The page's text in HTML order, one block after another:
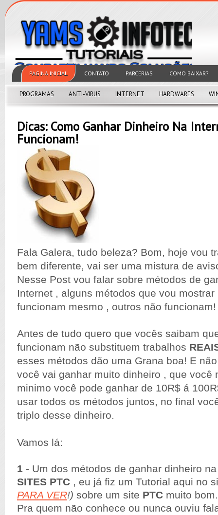
PAGINA INICIAL CONTATO PARCERIAS COMO BAIXAR?
PROGRAMAS ANTI-VIRUS INTERNET HARDWARES
Dicas: Como Ganhar Dinheiro Na
Funcionam!
Fala Galera, tudo beleza? Bom, hoje vou
bem diferente, vai ser uma mistura de
Nesse Post vou falar sobre métodos de
Internet , alguns métodos que vou mostrar
funcionam mesmo , outros não funcionam!
Antes de tudo quero que vocês saibam
funcionam não substituem trabalhos
esses métodos dão uma Grana boa! E
você vai ganhar muito dinheiro , que você
minimo você pode ganhar de 10R$ á
usar todos os métodos juntos, no final
triplo desse dinheiro.
Vamos lá:
1 - Um dos métodos de ganhar dinheiro
SITES PTC , eu já fiz um Tutorial aqui no
PARA VER!) sobre um site PTC muito bom.
Pra quem não conhece ou nunca ouviu